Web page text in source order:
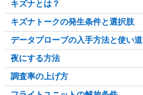
キズナとは？
キズナトークの発生条件と選択肢
データプローブの入手方法と使い道
夜にする方法
調査率の上げ方